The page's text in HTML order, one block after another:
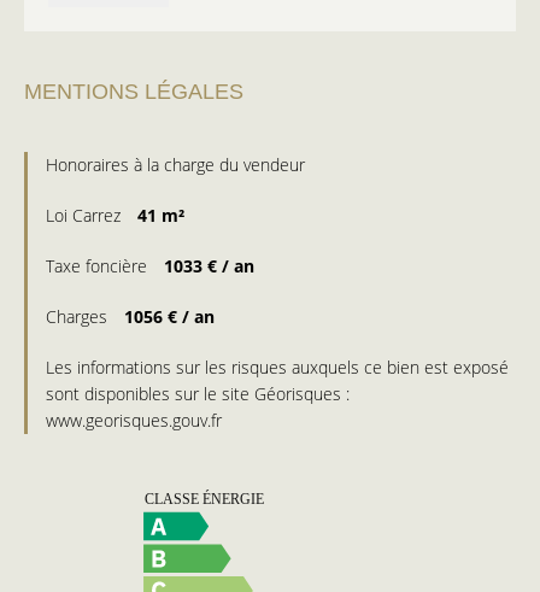
MENTIONS LÉGALES
Honoraires à la charge du vendeur
Loi Carrez 41 m²
Taxe foncière 1033 € / an
Charges 1056 € / an
Les informations sur les risques auxquels ce bien est exposé
sont disponibles sur le site Géorisques :
www.georisques.gouv.fr